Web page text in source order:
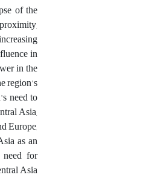
of the
in
in the
region's
need to
Asia,
Europe,
as an
for
Asia